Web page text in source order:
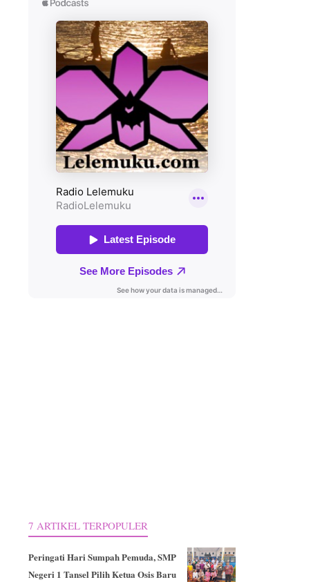
7 ARTIKEL TERPOPULER
Peringati Hari Sumpah Pemuda, SMP
Negeri 1 Tansel Pilih Ketua Osis Baru